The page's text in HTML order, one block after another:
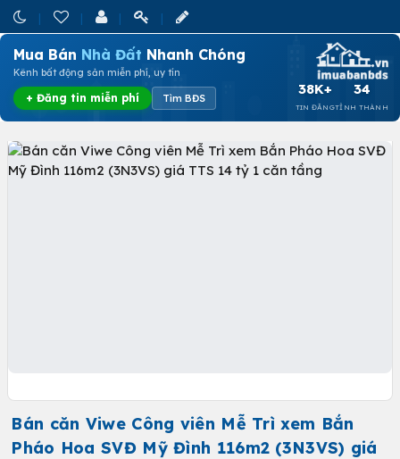
Mua Bán Nhà Đất Nhanh Chóng
Kênh bất động sản miễn phí, uy tín
+ Đăng tin miễn phí Tìm BĐS
38K+
TIN ĐĂNG
34
TỈNH THÀNH
Bán căn Viwe Công viên Mễ Trì xem Bắn
Pháo Hoa SVĐ Mỹ Đình 116m2 (3N3VS) giá